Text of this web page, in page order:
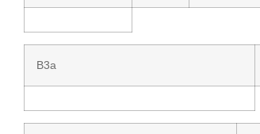
B3a